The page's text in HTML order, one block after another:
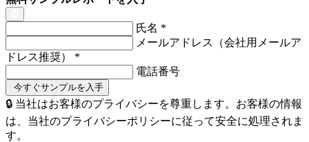
氏名 *
メールアドレス（会社用メールア
ドレス推奨） *
電話番号
🔒 当社はお客様のプライバシーを尊重します。お客様の情報
は、当社のプライバシーポリシーに従って安全に処理されま
す。